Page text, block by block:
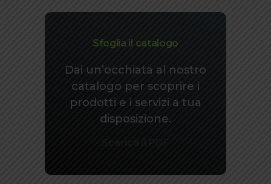
Sfoglia il catalogo
Dai un’occhiata al nostro
catalogo per scoprire i
prodotti e i servizi a tua
disposizione.
Scarica il PDF